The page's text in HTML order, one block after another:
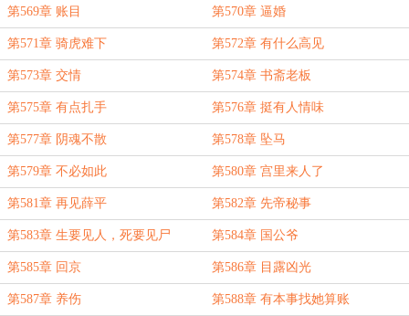
第569章 账目 第570章 逼婚
第571章 骑虎难下 第572章 有什么高见
第573章 交情 第574章 书斋老板
第575章 有点扎手 第576章 挺有人情味
第577章 阴魂不散 第578章 坠马
第579章 不必如此 第580章 宫里来人了
第581章 再见薛平 第582章 先帝秘事
第583章 生要见人，死要见尸 第584章 国公爷
第585章 回京 第586章 目露凶光
第587章 养伤 第588章 有本事找她算账